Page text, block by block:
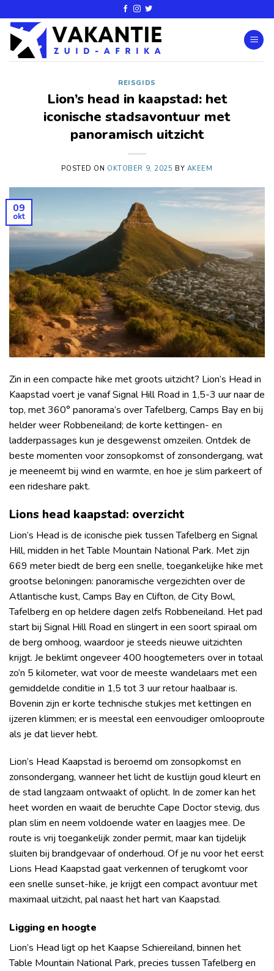
REISGIDS
Lion’s head in kaapstad: het
iconische stadsavontuur met
panoramisch uitzicht
POSTED ON OKTOBER 9, 2025 BY AKEEM
09
okt
Zin in een compacte hike met groots uitzicht? Lion’s Head in
Kaapstad voert je vanaf Signal Hill Road in 1,5-3 uur naar de
top, met 360° panorama’s over Tafelberg, Camps Bay en bij
helder weer Robbeneiland; de korte kettingen- en
ladderpassages kun je desgewenst omzeilen. Ontdek de
beste momenten voor zonsopkomst of zonsondergang, wat
je meeneemt bij wind en warmte, en hoe je slim parkeert of
een rideshare pakt.
Lions head kaapstad: overzicht
Lion’s Head is de iconische piek tussen Tafelberg en Signal
Hill, midden in het Table Mountain National Park. Met zijn
669 meter biedt de berg een snelle, toegankelijke hike met
grootse beloningen: panoramische vergezichten over de
Atlantische kust, Camps Bay en Clifton, de City Bowl,
Tafelberg en op heldere dagen zelfs Robbeneiland. Het pad
start bij Signal Hill Road en slingert in een soort spiraal om
de berg omhoog, waardoor je steeds nieuwe uitzichten
krijgt. Je beklimt ongeveer 400 hoogtemeters over in totaal
zo’n 5 kilometer, wat voor de meeste wandelaars met een
gemiddelde conditie in 1,5 tot 3 uur retour haalbaar is.
Bovenin zijn er korte technische stukjes met kettingen en
ijzeren klimmen; er is meestal een eenvoudiger omlooproute
als je dat liever hebt.
Lion’s Head Kaapstad is beroemd om zonsopkomst en
zonsondergang, wanneer het licht de kustlijn goud kleurt en
de stad langzaam ontwaakt of oplicht. In de zomer kan het
heet worden en waait de beruchte Cape Doctor stevig, dus
plan slim en neem voldoende water en laagjes mee. De
route is vrij toegankelijk zonder permit, maar kan tijdelijk
sluiten bij brandgevaar of onderhoud. Of je nu voor het eerst
Lions Head Kaapstad gaat verkennen of terugkomt voor
een snelle sunset-hike, je krijgt een compact avontuur met
maximaal uitzicht, pal naast het hart van Kaapstad.
Ligging en hoogte
Lion’s Head ligt op het Kaapse Schiereiland, binnen het
Table Mountain National Park, precies tussen Tafelberg en